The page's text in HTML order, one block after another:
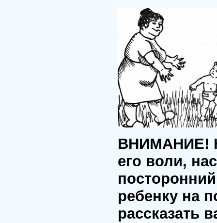
ВНИМАНИЕ!
его воли,
ребенку на
рассказать